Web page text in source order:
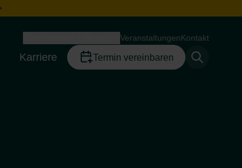
Toggle menu Toggle menu
VeranstaltungenKontakt
Karriere
Toggle menu
Termin vereinbaren